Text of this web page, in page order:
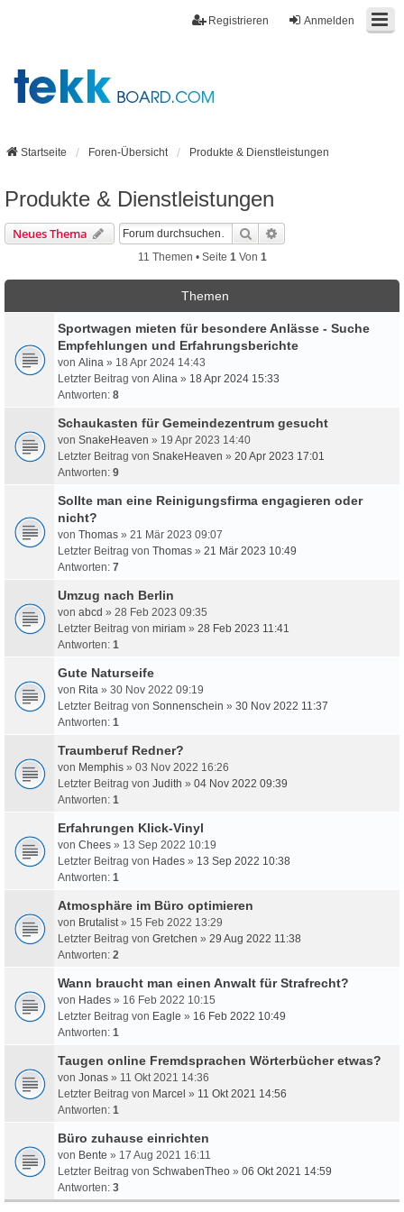
Anmelden
Registrieren
Startseite Foren-Übersicht Produkte & Dienstleistungen
Produkte & Dienstleistungen
Neues Thema Suche
11 Themen • Seite 1Von 1
Themen
Sportwagen mieten für besondere Anlässe - Suche
Empfehlungen und Erfahrungsberichte
von Alina » 18 Apr 2024 14:43
Letzter Beitrag von Alina » 18 Apr 2024 15:33
Antworten: 8
Schaukasten für Gemeindezentrum gesucht
von SnakeHeaven » 19 Apr 2023 14:40
Letzter Beitrag von SnakeHeaven » 20 Apr 2023 17:01
Antworten: 9
Sollte man eine Reinigungsfirma engagieren oder
nicht?
von Thomas » 21 Mär 2023 09:07
Letzter Beitrag von Thomas » 21 Mär 2023 10:49
Antworten: 7
Umzug nach Berlin
von abcd » 28 Feb 2023 09:35
Letzter Beitrag von miriam » 28 Feb 2023 11:41
Antworten: 1
Gute Naturseife
von Rita » 30 Nov 2022 09:19
Letzter Beitrag von Sonnenschein » 30 Nov 2022 11:37
Antworten: 1
Traumberuf Redner?
von Memphis » 03 Nov 2022 16:26
Letzter Beitrag von Judith » 04 Nov 2022 09:39
Antworten: 1
Erfahrungen Klick-Vinyl
von Chees » 13 Sep 2022 10:19
Letzter Beitrag von Hades » 13 Sep 2022 10:38
Antworten: 1
Atmosphäre im Büro optimieren
von Brutalist» 15 Feb 2022 13:29
Letzter Beitrag von Gretchen » 29 Aug 2022 11:38
Antworten: 2
Wann braucht man einen Anwalt für Strafrecht?
von Hades » 16 Feb 2022 10:15
Letzter Beitrag von Eagle » 16 Feb 2022 10:49
Antworten: 1
Taugen online Fremdsprachen Wörterbücher etwas?
von Jonas » 11 Okt 2021 14:36
Letzter Beitrag von Marcel » 11 Okt 2021 14:56
Antworten: 1
Büro zuhause einrichten
von Bente » 17 Aug 2021 16:11
Letzter Beitrag von SchwabenTheo » 06 Okt 2021 14:59
Antworten: 3